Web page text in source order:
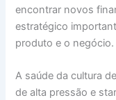
encontrar novos
estratégico
produto e o negócio.
A saúde da cultura
de alta pressão e